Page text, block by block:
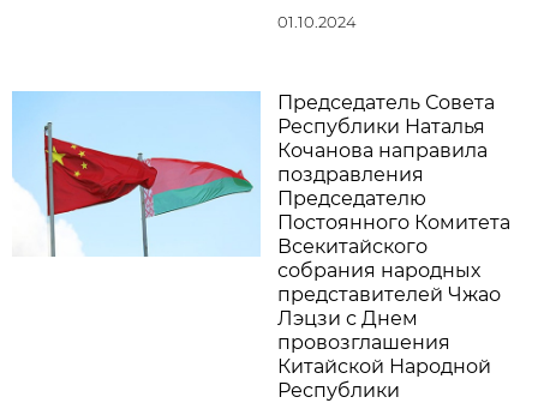
01.10.2024
Председатель Совета
Республики Наталья
Кочанова направила
поздравления
Председателю
Постоянного Комитета
Всекитайского
собрания народных
представителей Чжао
Лэцзи с Днем
провозглашения
Китайской Народной
Республики